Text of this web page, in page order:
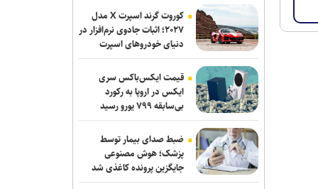
ترامپ با تهدید افشاگران، بحران مهمات
آمریکا را انکار کرد
رسانه عبری: از آغاز جنگ غزه دست‌کم ۹
هزار نظامی صهیونیست زخمی شده‌اند
جلسات صحن علنی مجلس هفته آینده
برگزار می‌شود
بیانیۀ خانواده شهید لاریجانی دربارۀ
گمانه‌زنی‌های رسانه‌ای
کوروت گرند اسپرت X مدل
۲۰۲۷؛ اثبات جادوی نرم‌افزار در
دنیای خودروهای اسپرت
قیمت ایکس‌باکس سری
ایکس در اروپا به رکورد
بی‌سابقه ۷۹۹ یورو رسید
ضبط صدای بیمار توسط
پزشک؛ هوش مصنوعی
جایگزین پرونده کاغذی شد